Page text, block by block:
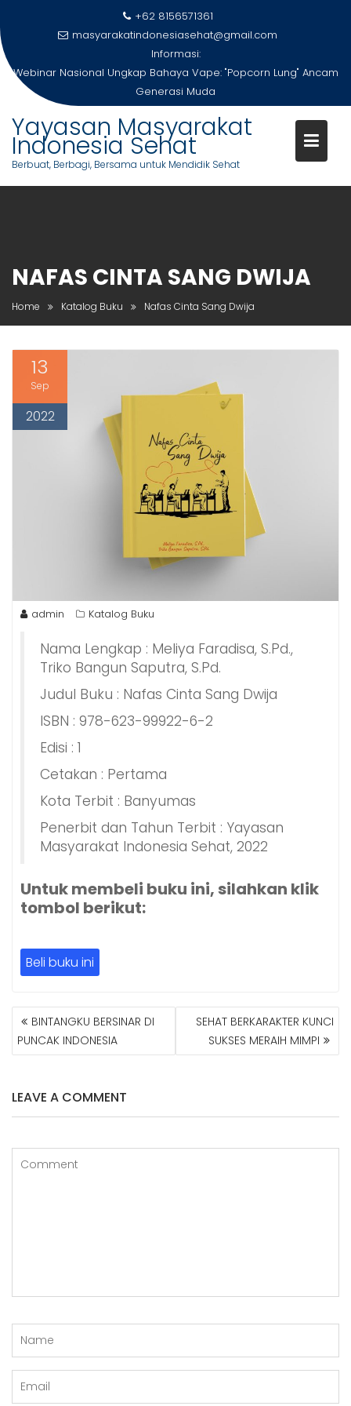
to
content
+62 8156571361
masyarakatindonesiasehat@gmail.com
Informasi:
Webinar Nasional Ungkap Bahaya Vape: "Popcorn Lung" Ancam
Generasi Muda
Yayasan Masyarakat
Indonesia Sehat
Berbuat, Berbagi, Bersama untuk Mendidik Sehat
NAFAS CINTA SANG DWIJA
Home Katalog Buku Nafas Cinta Sang Dwija
13
Sep
2022
admin Katalog Buku
Nama Lengkap : Meliya Faradisa, S.Pd.,
Triko Bangun Saputra, S.Pd.
Judul Buku : Nafas Cinta Sang Dwija
ISBN : 978-623-99922-6-2
Edisi : 1
Cetakan : Pertama
Kota Terbit : Banyumas
Penerbit dan Tahun Terbit : Yayasan
Masyarakat Indonesia Sehat, 2022
Untuk membeli buku ini, silahkan klik
tombol berikut:
Beli buku ini
NAVIGASI
POSBINTANGKU BERSINAR DI
PUNCAK INDONESIA
SEHAT BERKARAKTER KUNCI
SUKSES MERAIH MIMPI
LEAVE A COMMENT